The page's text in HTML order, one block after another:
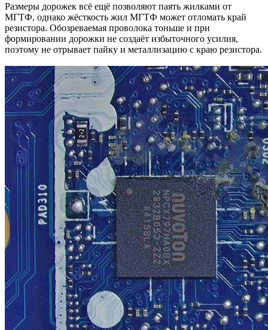
Размеры дорожек всё ещё позволяют паять жилками от
МГТФ, однако жёсткость жил МГТФ может отломать край
резистора. Обозреваемая проволока тоньше и при
формировании дорожки не создаёт избыточного усилия,
поэтому не отрывает пайку и металлизацию с краю резистора.